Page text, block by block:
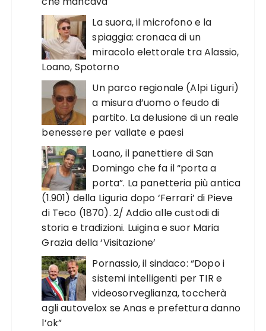
La suora, il microfono e la
spiaggia: cronaca di un
miracolo elettorale tra Alassio,
Loano, Spotorno
Un parco regionale (Alpi Liguri)
a misura d’uomo o feudo di
partito. La delusione di un reale
benessere per vallate e paesi
Loano, il panettiere di San
Domingo che fa il “porta a
porta”. La panetteria più antica
(1.901) della Liguria dopo ‘Ferrari’ di Pieve
di Teco (1870). 2/ Addio alle custodi di
storia e tradizioni. Luigina e suor Maria
Grazia della ‘Visitazione’
Pornassio, il sindaco: “Dopo i
sistemi intelligenti per TIR e
videosorveglianza, toccherà
agli autovelox se Anas e prefettura danno
l’ok”